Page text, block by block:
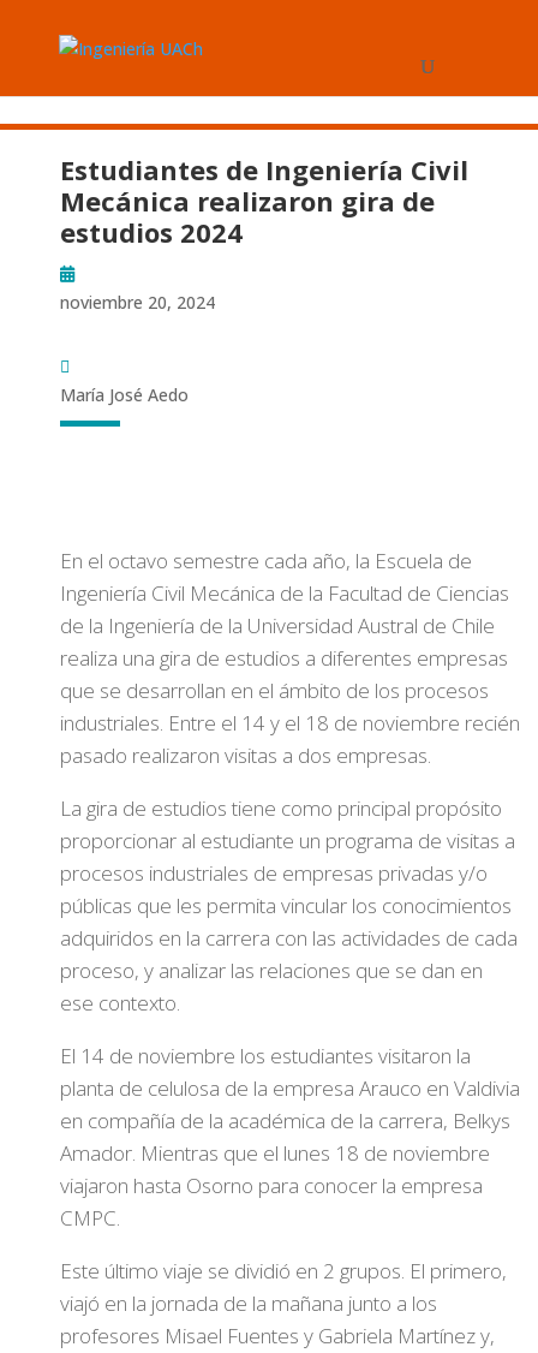
Estudiantes de Ingeniería Civil
Mecánica realizaron gira de
estudios 2024
noviembre 20, 2024
María José Aedo
En el octavo semestre cada año, la Escuela de
Ingeniería Civil Mecánica de la Facultad de Ciencias
de la Ingeniería de la Universidad Austral de Chile
realiza una gira de estudios a diferentes empresas
que se desarrollan en el ámbito de los procesos
industriales. Entre el 14 y el 18 de noviembre recién
pasado realizaron visitas a dos empresas.
La gira de estudios tiene como principal propósito
proporcionar al estudiante un programa de visitas a
procesos industriales de empresas privadas y/o
públicas que les permita vincular los conocimientos
adquiridos en la carrera con las actividades de cada
proceso, y analizar las relaciones que se dan en
ese contexto.
El 14 de noviembre los estudiantes visitaron la
planta de celulosa de la empresa Arauco en Valdivia
en compañía de la académica de la carrera, Belkys
Amador. Mientras que el lunes 18 de noviembre
viajaron hasta Osorno para conocer la empresa
CMPC.
Este último viaje se dividió en 2 grupos. El primero,
viajó en la jornada de la mañana junto a los
profesores Misael Fuentes y Gabriela Martínez y,